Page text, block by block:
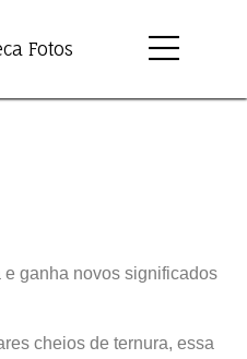
Fotos
e ganha novos significados
cheios de ternura, essa